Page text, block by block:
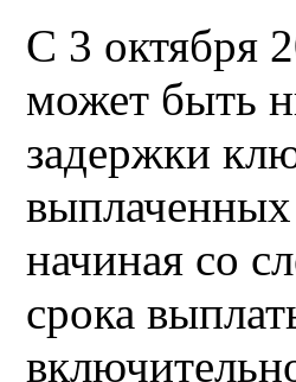
С 3 октября
может быть
задержки
начиная со
срока